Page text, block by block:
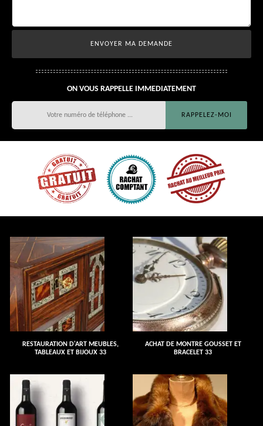
ON VOUS RAPPELLE IMMEDIATEMENT
RESTAURATION D'ART MEUBLES,
TABLEAUX ET BIJOUX 33
ACHAT DE MONTRE GOUSSET ET
BRACELET 33